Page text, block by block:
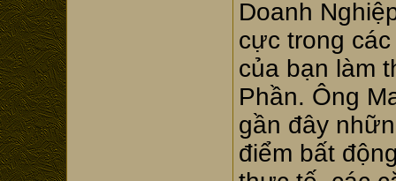
Doanh
cực trong
của bạn làm
Phần. Ông
gần đây
điểm bất